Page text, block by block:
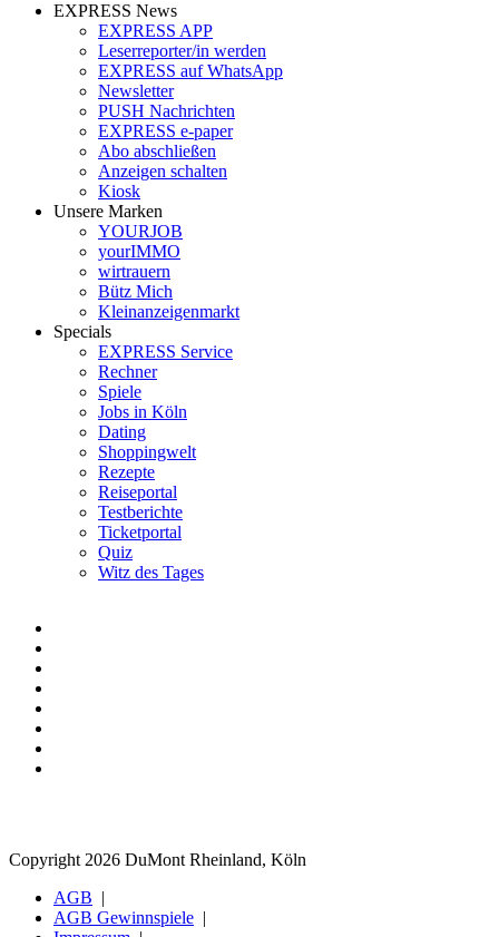
EXPRESS News
EXPRESS APP
Leserreporter/in werden
EXPRESS auf WhatsApp
Newsletter
PUSH Nachrichten
EXPRESS e-paper
Abo abschließen
Anzeigen schalten
Kiosk
Unsere Marken
YOURJOB
yourIMMO
wirtrauern
Bütz Mich
Kleinanzeigenmarkt
Specials
EXPRESS Service
Rechner
Spiele
Jobs in Köln
Dating
Shoppingwelt
Rezepte
Reiseportal
Testberichte
Ticketportal
Quiz
Witz des Tages
Copyright 2026 DuMont Rheinland, Köln
AGB
AGB Gewinnspiele